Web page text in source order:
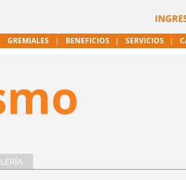
GREMIALES BENEFICIOS SERVICIOS